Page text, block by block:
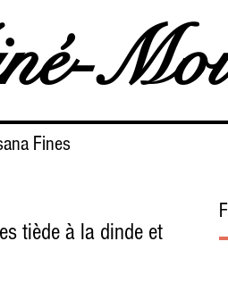
tiède à la dinde et
Moi
Fines